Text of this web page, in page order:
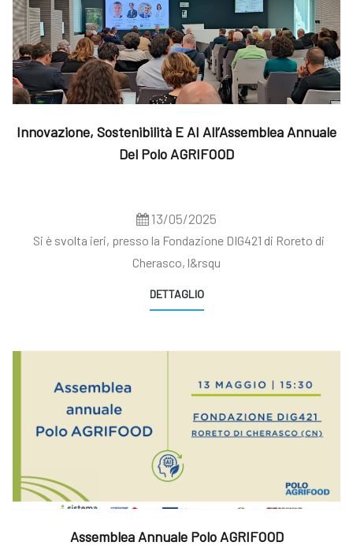
Innovazione, Sostenibilità E AI All’Assemblea Annuale
Del Polo AGRIFOOD
13/05/2025
Si è svolta ieri, presso la Fondazione DIG421 di Roreto di
Cherasco, l&rsqu
DETTAGLIO
Assemblea Annuale Polo AGRIFOOD